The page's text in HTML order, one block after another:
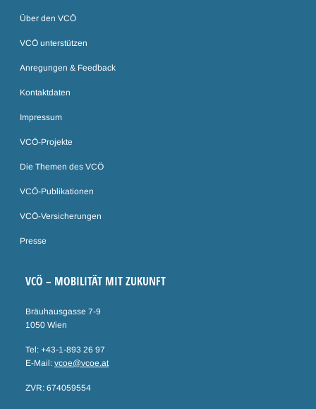
Über den VCÖ
VCÖ unterstützen
Anregungen & Feedback
Kontaktdaten
Impressum
VCÖ-Projekte
Die Themen des VCÖ
VCÖ-Publikationen
VCÖ-Versicherungen
Presse
VCÖ – MOBILITÄT MIT ZUKUNFT
Bräuhausgasse 7-9
1050 Wien
Tel: +43-1-893 26 97
E-Mail: vcoe@vcoe.at
ZVR: 674059554